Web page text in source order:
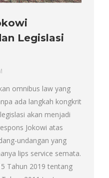
Legislasi
omnibus law yang
ada langkah kongkrit
akan menjadi
Jokowi atas
undangan yang
lips service semata.
Tahun 2019 tentang